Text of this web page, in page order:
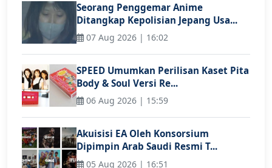
Seorang Penggemar Anime
Ditangkap Kepolisian Jepang Usa...
07 Aug 2026 | 16:02
SPEED Umumkan Perilisan Kaset Pita
Body & Soul Versi Re...
06 Aug 2026 | 15:59
Akuisisi EA Oleh Konsorsium
Dipimpin Arab Saudi Resmi T...
05 Aug 2026 | 16:51